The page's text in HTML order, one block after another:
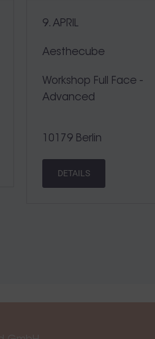
9. APRIL
Aesthecube
Workshop Full Face -
Advanced
10179 Berlin
DETAILS